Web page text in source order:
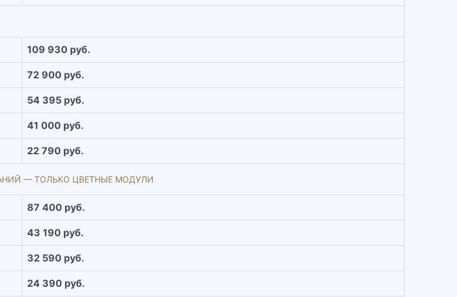
109 930 руб.
72 900 руб.
54 395 руб.
41 000 руб.
22 790 руб.
— ТОЛЬКО ЦВЕТНЫЕ МОДУЛИ
87 400 руб.
43 190 руб.
32 590 руб.
24 390 руб.